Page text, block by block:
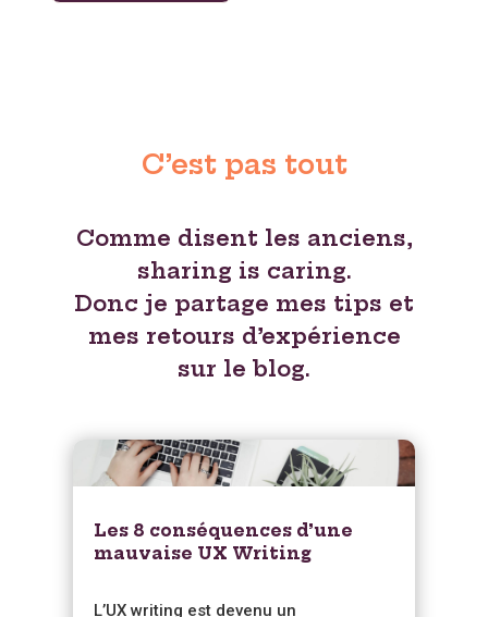
C’est pas tout
Comme disent les anciens,
sharing is caring.
Donc je partage mes tips et
mes retours d’expérience
sur le blog.
Les 8 conséquences d’une
mauvaise UX Writing
L’UX writing est devenu un